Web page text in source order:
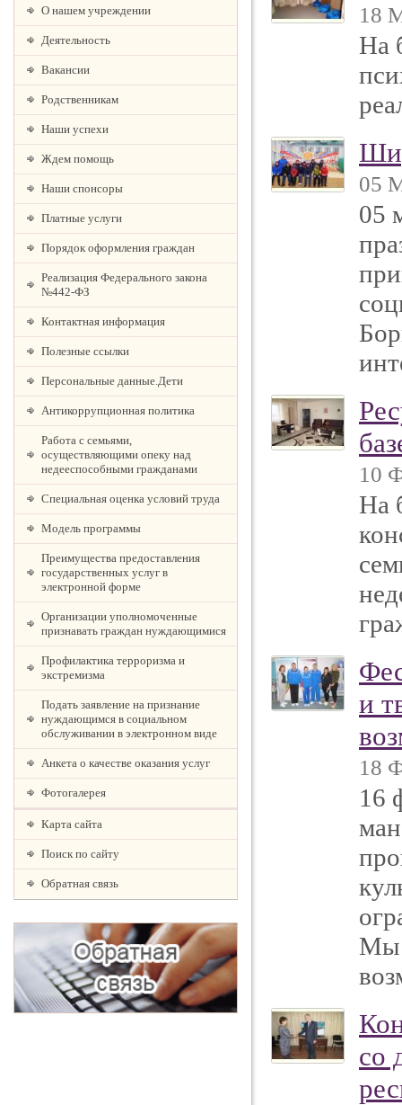
О нашем учреждении
Деятельность
Вакансии
Родственникам
Наши успехи
Ждем помощь
Наши спонсоры
Платные услуги
Порядок оформления граждан
Реализация Федерального закона
№442-ФЗ
Контактная информация
Полезные ссылки
Персональные данные.Дети
Антикоррупционная политика
Работа с семьями,
осуществляющими опеку над
недееспособными гражданами
Специальная оценка условий труда
Модель программы
Преимущества предоставления
государственных услуг в
электронной форме
Организации уполномоченные
признавать граждан нуждающимися
Профилактика терроризма и
экстремизма
Подать заявление на признание
нуждающимся в социальном
обслуживании в электронном виде
Анкета о качестве оказания услуг
Фотогалерея
Карта сайта
Поиск по сайту
Обратная связь
18
На
05
05
10
На
и
18
16
Мы
со